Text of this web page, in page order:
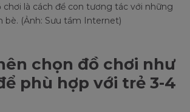
là cách để con tương tác với những
bè. (Ảnh: Sưu tầm Internet)
chọn đồ chơi như
phù hợp với trẻ 3-4